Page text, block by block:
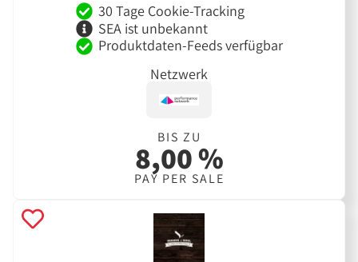
30 Tage Cookie-Tracking
SEA ist unbekannt
Produktdaten-Feeds verfügbar
Netzwerk
BIS ZU
8,00 %
PAY PER SALE